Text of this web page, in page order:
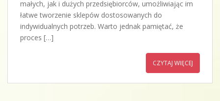
małych, jak i dużych przedsiębiorców, umożliwiając im
łatwe tworzenie sklepów dostosowanych do
indywidualnych potrzeb. Warto jednak pamiętać, że
proces […]
CZYTAJ WIĘCEJ